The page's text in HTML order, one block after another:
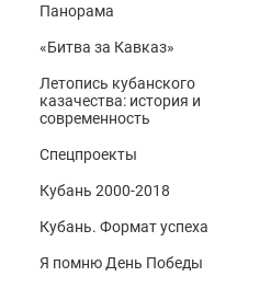
Панорама
«Битва за Кавказ»
Летопись кубанского
казачества: история и
современность
Спецпроекты
Кубань 2000-2018
Кубань. Формат успеха
Я помню День Победы